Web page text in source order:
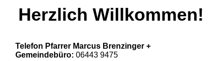
Herzlich Willkommen!
Telefon Pfarrer Marcus Brenzinger +
Gemeindebüro: 06443 9475